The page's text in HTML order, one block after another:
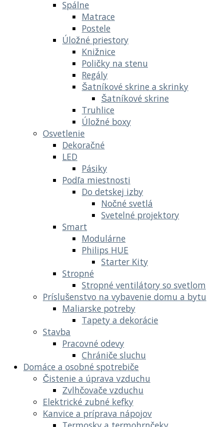
Spálne
Matrace
Postele
Úložné priestory
Knižnice
Poličky na stenu
Regály
Šatníkové skrine a skrinky
Šatníkové skrine
Truhlice
Úložné boxy
Osvetlenie
Dekoračné
LED
Pásiky
Podľa miestnosti
Do detskej izby
Nočné svetlá
Svetelné projektory
Smart
Modulárne
Philips HUE
Starter Kity
Stropné
Stropné ventilátory so svetlom
Príslušenstvo na vybavenie domu a bytu
Maliarske potreby
Tapety a dekorácie
Stavba
Pracovné odevy
Chrániče sluchu
Domáce a osobné spotrebiče
Čistenie a úprava vzduchu
Zvlhčovače vzduchu
Elektrické zubné kefky
Kanvice a príprava nápojov